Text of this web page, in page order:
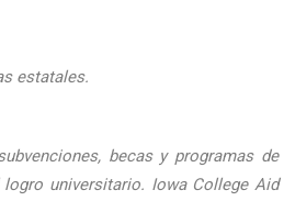
estatales.
becas y programas de
universitario. Iowa College Aid